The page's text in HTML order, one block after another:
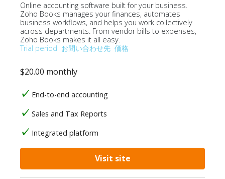
Online accounting software built for your business.
Zoho Books manages your finances, automates
business workflows, and helps you work collectively
across departments. From vendor bills to expenses,
Zoho Books makes it all easy.
Trial period お問い合わせ先 価格
$20.00 monthly
End-to-end accounting
Sales and Tax Reports
Integrated platform
Visit site